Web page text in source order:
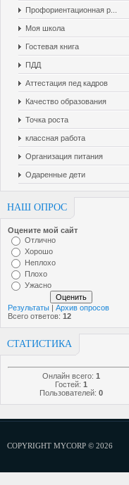
Профориентационная р...
Моя школа
Гостевая книга
ПДД
Аттестация пед кадров
Качество образования
Точка роста
классная работа
Организация питания
Одаренные дети
НАШ ОПРОС
Оцените мой сайт
Отлично
Хорошо
Неплохо
Плохо
Ужасно
Результаты | Архив опросов
Всего ответов: 12
СТАТИСТИКА
Онлайн всего: 1
Гостей: 1
Пользователей: 0
COPYRIGHT MYCORP © 2026